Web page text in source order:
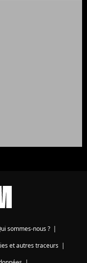
sommes-nous ? |
et autres traceurs|